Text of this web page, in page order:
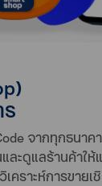
จากทุกธนาค
ละดูแลร้านค้าใ
ราะห์การขายเ